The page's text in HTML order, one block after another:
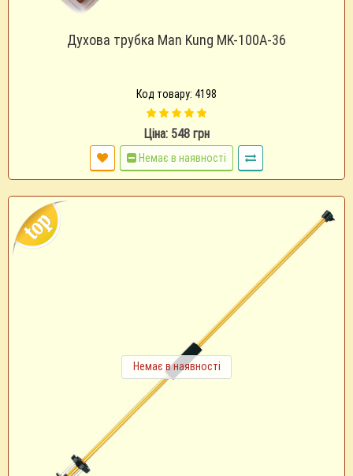
Духова трубка Man Kung MK-100A-36
Код товару: 4198
Ціна: 548 грн
Немає в наявності
Немає в наявності